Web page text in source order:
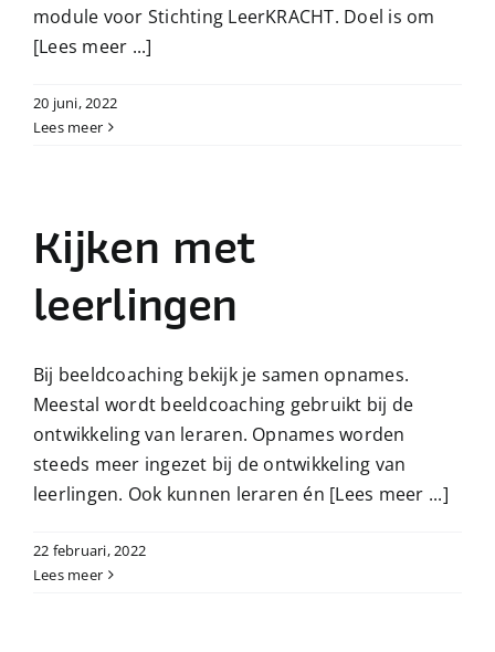
module voor Stichting LeerKRACHT. Doel is om
[Lees meer ...]
20 juni, 2022
Lees meer
Kijken met
leerlingen
Bij beeldcoaching bekijk je samen opnames.
Meestal wordt beeldcoaching gebruikt bij de
ontwikkeling van leraren. Opnames worden
steeds meer ingezet bij de ontwikkeling van
leerlingen. Ook kunnen leraren én [Lees meer ...]
22 februari, 2022
Lees meer